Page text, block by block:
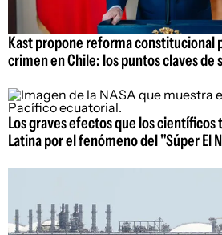
Kast propone reforma constitucional
crimen en Chile: los puntos claves de
Los graves efectos que los
Latina por el fenómeno del "Súper El